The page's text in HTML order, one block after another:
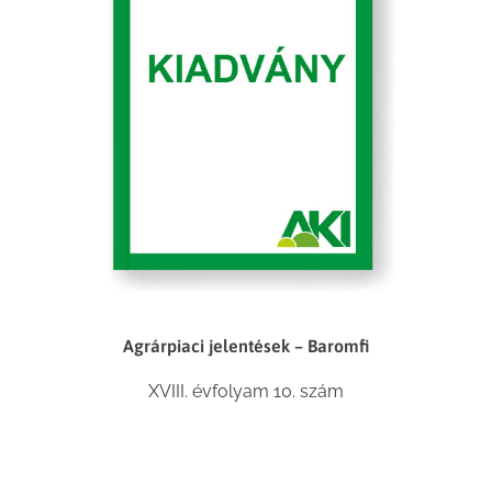
Agrárpiaci jelentések – Baromfi
XVIII. évfolyam 10. szám